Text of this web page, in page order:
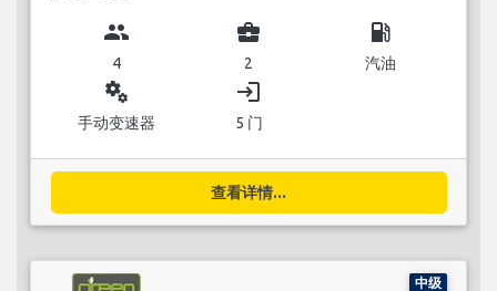
group
4
business_center
2
local_gas_station
汽油
miscellaneous_services
手动变速器
login
5 门
查看详情...
中级